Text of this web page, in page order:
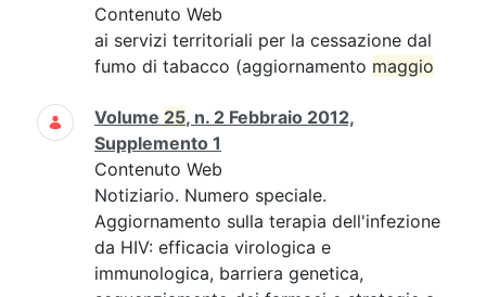
Contenuto Web
ai servizi territoriali per la cessazione dal
fumo di tabacco (aggiornamento maggio
Volume 25, n. 2 Febbraio 2012,
Supplemento 1
Contenuto Web
Notiziario. Numero speciale.
Aggiornamento sulla terapia dell'infezione
da HIV: efficacia virologica e
immunologica, barriera genetica,